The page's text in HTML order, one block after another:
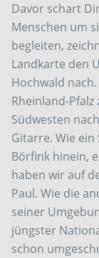
Davor schart
Menschen um
begleiten,
Landkarte den
Hochwald
Rheinland-
Südwesten
Gitarre. Wie
Börfink hinein,
haben wir auf
Paul. Wie die
seiner
jüngster
schon